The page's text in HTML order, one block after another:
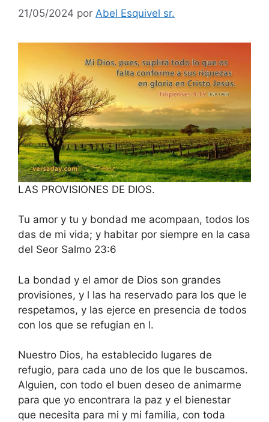
21/05/2024 por Abel Esquivel sr.
LAS PROVISIONES DE DIOS.
Tu amor y tu y bondad me acompaan, todos los
das de mi vida; y habitar por siempre en la casa
del Seor Salmo 23:6
La bondad y el amor de Dios son grandes
provisiones, y l las ha reservado para los que le
respetamos, y las ejerce en presencia de todos
con los que se refugian en l.
Nuestro Dios, ha establecido lugares de
refugio, para cada uno de los que le buscamos.
Alguien, con todo el buen deseo de animarme
para que yo encontrara la paz y el bienestar
que necesita para mi y mi familia, con toda